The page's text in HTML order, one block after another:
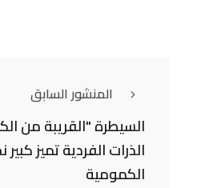
المنشور السابق
السيطرة "القريبة من
الذرات الفردية تميز
الكمومية